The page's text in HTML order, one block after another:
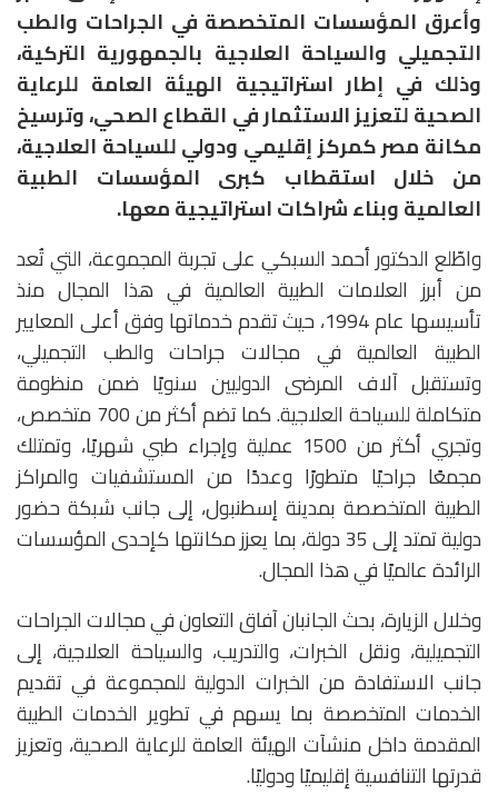
وأعرق المؤسسات المتخصصة في الجراحات والطب
التجميلي والسياحة العلاجية بالجمهورية التركية،
وذلك في إطار استراتيجية الهيئة العامة للرعاية
الصحية لتعزيز الاستثمار في القطاع الصحي، وترسيخ
مكانة مصر كمركز إقليمي ودولي للسياحة العلاجية،
من خلال استقطاب كبرى المؤسسات الطبية
العالمية وبناء شراكات استراتيجية معها.
واطّلع الدكتور أحمد السبكي على تجربة المجموعة، التي تُعد
من أبرز العلامات الطبية العالمية في هذا المجال منذ
تأسيسها عام 1994، حيث تقدم خدماتها وفق أعلى المعايير
الطبية العالمية في مجالات جراحات والطب التجميلي،
وتستقبل آلاف المرضى الدوليين سنويًا ضمن منظومة
متكاملة للسياحة العلاجية. كما تضم أكثر من 700 متخصص،
وتجري أكثر من 1500 عملية وإجراء طبي شهريًا، وتمتلك
مجمعًا جراحيًا متطورًا وعددًا من المستشفيات والمراكز
الطبية المتخصصة بمدينة إسطنبول، إلى جانب شبكة حضور
دولية تمتد إلى 35 دولة، بما يعزز مكانتها كإحدى المؤسسات
الرائدة عالميًا في هذا المجال.
وخلال الزيارة، بحث الجانبان آفاق التعاون في مجالات الجراحات
التجميلية، ونقل الخبرات، والتدريب، والسياحة العلاجية، إلى
جانب الاستفادة من الخبرات الدولية للمجموعة في تقديم
الخدمات المتخصصة بما يسهم في تطوير الخدمات الطبية
المقدمة داخل منشآت الهيئة العامة للرعاية الصحية، وتعزيز
قدرتها التنافسية إقليميًا ودوليًا.